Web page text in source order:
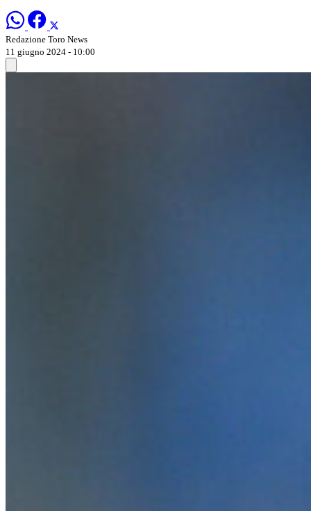
Redazione Toro News
11 giugno 2024 - 10:00